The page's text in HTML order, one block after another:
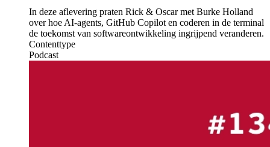
In deze aflevering praten Rick & Oscar met Burke Holland
over hoe AI-agents, GitHub Copilot en coderen in de terminal
de toekomst van softwareontwikkeling ingrijpend veranderen.
Contenttype
Podcast